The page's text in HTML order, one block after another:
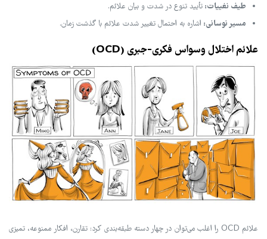
طیف نغییات: تأیید تنوع در شدت و بیان علائم.
مسیر نوسانی: اشاره به احتمال تغییر شدت علائم با گذشت زمان.
علائم اختلال وسواس فکری-جبری (OCD)
علائم OCD را اغلب می‌توان در چهار دسته طبقه‌بندی کرد: تقارن، افکار ممنوعه، تمیزی